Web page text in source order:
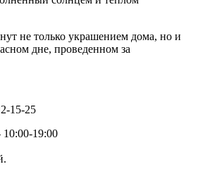
не только украшением дома, но и
дне, проведенном за
15-25
10:00-19:00